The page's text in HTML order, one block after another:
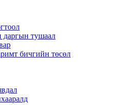
даргын тушаал
бичгийн төсөл